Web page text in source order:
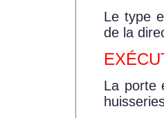
Le type
de la
La porte